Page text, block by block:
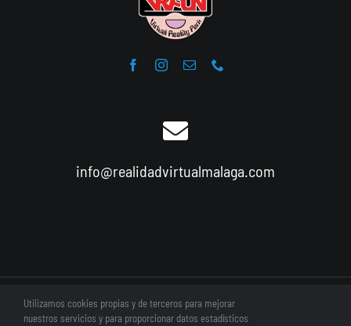
info@realidadvirtualmalaga.com
© Copyright 2017 - 2026 | VRFun es una marca registrada
Utilizamos cookies propias y de terceros para mejorar
nuestros servicios y para proporcionar datos estadísticos